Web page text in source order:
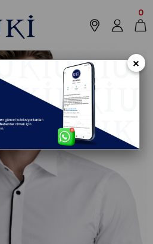
0
BEYAZ Smokin
×